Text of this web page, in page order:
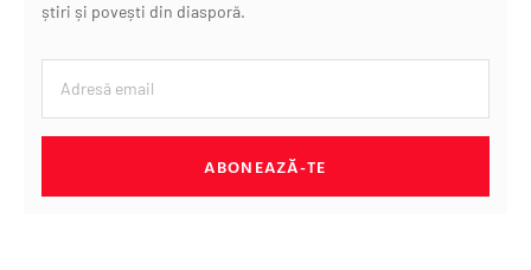
știri și povești din diasporă.
ABONEAZĂ-TE